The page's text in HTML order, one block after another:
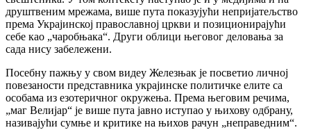
друштвеним мрежама, више пута показујући непријатељство
према Украјинској православној цркви и позиционирајући
себе као „чаробњака“. Други облици његовог деловања за
сада нису забележени.
Посебну пажњу у свом видеу Железњак је посветио личној
повезаности представника украјинске политичке елите са
особама из езотеричног окружења. Према његовим речима,
„маг Велијар“ је више пута јавно иступао у њихову одбрану,
називајући сумње и критике на њихов рачун „неправедним“.